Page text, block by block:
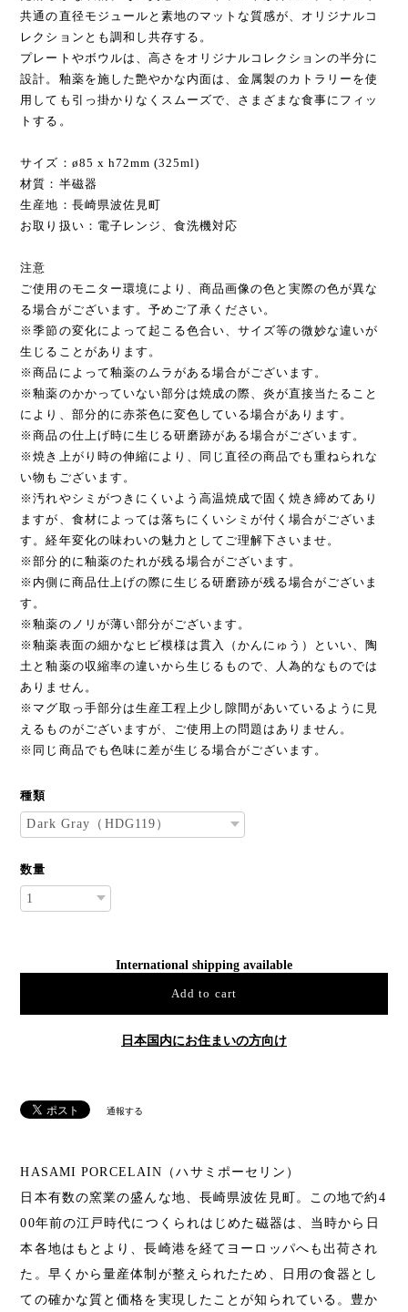
共通の直径モジュールと素地のマットな質感が、オリジナルコ
レクションとも調和し共存する。
プレートやボウルは、高さをオリジナルコレクションの半分に
設計。釉薬を施した艶やかな内面は、金属製のカトラリーを使
用しても引っ掛かりなくスムーズで、さまざまな食事にフィッ
トする。
サイズ：ø85 x h72mm (325ml)
材質：半磁器
生産地：長崎県波佐見町
お取り扱い：電子レンジ、食洗機対応
注意
ご使用のモニター環境により、商品画像の色と実際の色が異な
る場合がございます。予めご了承ください。
※季節の変化によって起こる色合い、サイズ等の微妙な違いが
生じることがあります。
※商品によって釉薬のムラがある場合がございます。
※釉薬のかかっていない部分は焼成の際、炎が直接当たること
により、部分的に赤茶色に変色している場合があります。
※商品の仕上げ時に生じる研磨跡がある場合がございます。
※焼き上がり時の伸縮により、同じ直径の商品でも重ねられな
い物もございます。
※汚れやシミがつきにくいよう高温焼成で固く焼き締めてあり
ますが、食材によっては落ちにくいシミが付く場合がございま
す。経年変化の味わいの魅力としてご理解下さいませ。
※部分的に釉薬のたれが残る場合がございます。
※内側に商品仕上げの際に生じる研磨跡が残る場合がございま
す。
※釉薬のノリが薄い部分がございます。
※釉薬表面の細かなヒビ模様は貫入（かんにゅう）といい、陶
土と釉薬の収縮率の違いから生じるもので、人為的なものでは
ありません。
※マグ取っ手部分は生産工程上少し隙間があいているように見
えるものがございますが、ご使用上の問題はありません。
※同じ商品でも色味に差が生じる場合がございます。
種類
数量
International shipping available
Add to cart
日本国内にお住まいの方向け
通報する
HASAMI PORCELAIN（ハサミポーセリン）
日本有数の窯業の盛んな地、長崎県波佐見町。この地で約4
00年前の江戸時代につくられはじめた磁器は、当時から日
本各地はもとより、長崎港を経てヨーロッパへも出荷され
た。早くから量産体制が整えられたため、日用の食器とし
ての確かな質と価格を実現したことが知られている。豊か